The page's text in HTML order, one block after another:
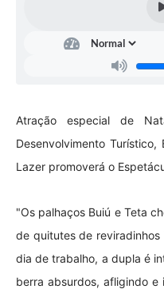
SIC
Atração especial de
Desenvolvimento Turístico,
Lazer promoverá o
"Os palhaços Buiú e Teta
de quitutes de reviradinhos
dia de trabalho, a dupla é
berra absurdos, afligindo e